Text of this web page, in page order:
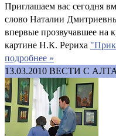
Приглашаем вас сегодня
слово Наталии
впервые прозвучавшее на
картине Н.К. Рериха
подробнее »
13.03.2010 ВЕСТИ С